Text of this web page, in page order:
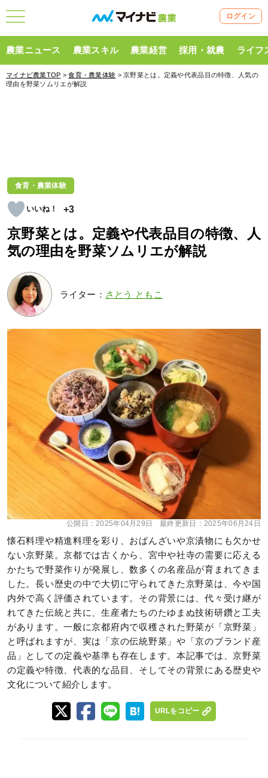
ログイン
農業ニュース 農業スキル 農業経営 採用・就農 ライフ
マイナビ農業TOP >食育・農業体験 > 京野菜とは。定義や代表品目の特徴、人気の
理由を野菜ソムリエが解説
食育・農業体験
+3
京野菜とは。定義や代表品目の特徴、人
気の理由を野菜ソムリエが解説
ライター： さとう ともこ
公開日：2025年04月29日 最終更新日： 2025年06月24日
懐石料理や精進料理を彩り、おばんざいや京漬物にも欠かせ
ない京野菜。京都では古くから、宮中や社寺の需要に応える
かたちで野菜作りが発展し、数多くの名産品が育まれてきま
した。長い歴史の中で大切に守られてきた京野菜は、今や国
内外で高く評価されています。その背景には、代々受け継が
れてきた伝統と共に、生産者たちのたゆまぬ技術研鑽と工夫
があります。一般に京都府内で収穫された野菜が「京野菜」
と呼ばれますが、実は「京の伝統野菜」や「京のブランド産
品」としての定義や基準も存在します。本記事では、京野菜
の定義や特徴、代表的な品目、そしてその背景にある歴史や
文化について紹介します。
URLをコピー